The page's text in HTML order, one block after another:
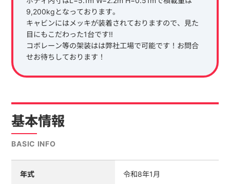
9,200kgとなっております。
キャビンにはメッキが装着されておりますので、見た
目にもこだわった1台です!!
コボレーン等の架装はは弊社工場で可能です！お問合
せお待ちしております！
基本情報
BASIC INFO
年式 令和8年1月